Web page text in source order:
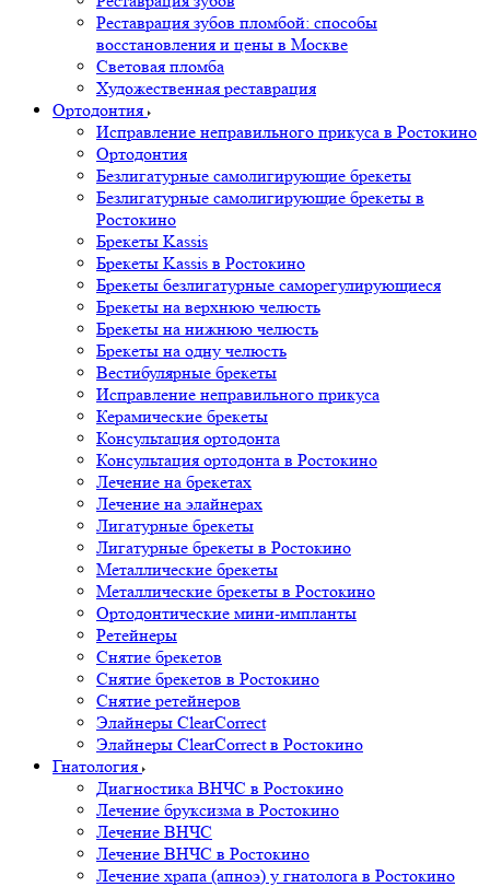
Реставрация зубов пломбой: способы
восстановления и цены в Москве
Световая пломба
Художественная реставрация
Ортодонтия
Исправление неправильного прикуса в Ростокино
Ортодонтия
Безлигатурные самолигирующие брекеты
Безлигатурные самолигирующие брекеты в
Ростокино
Брекеты Kassis
Брекеты Kassis в Ростокино
Брекеты безлигатурные саморегулирующиеся
Брекеты на верхнюю челюсть
Брекеты на нижнюю челюсть
Брекеты на одну челюсть
Вестибулярные брекеты
Исправление неправильного прикуса
Керамические брекеты
Консультация ортодонта
Консультация ортодонта в Ростокино
Лечение на брекетах
Лечение на элайнерах
Лигатурные брекеты
Лигатурные брекеты в Ростокино
Металлические брекеты
Металлические брекеты в Ростокино
Ортодонтические мини-импланты
Ретейнеры
Снятие брекетов
Снятие брекетов в Ростокино
Снятие ретейнеров
Элайнеры ClearCorrect
Элайнеры ClearCorrect в Ростокино
Гнатология
Диагностика ВНЧС в Ростокино
Лечение бруксизма в Ростокино
Лечение ВНЧС
Лечение ВНЧС в Ростокино
Лечение храпа (апноэ) у гнатолога в Ростокино